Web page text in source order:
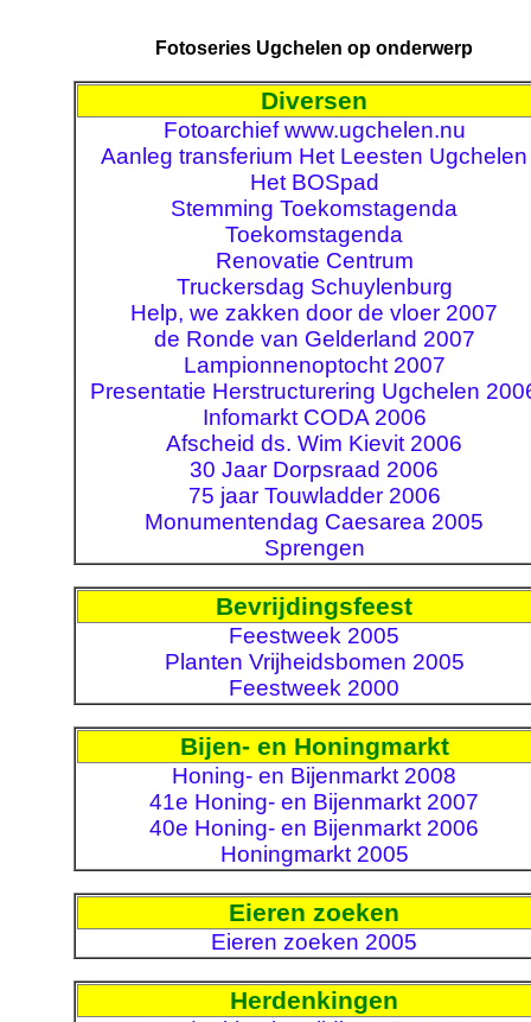
Fotoseries Ugchelen op onderwerp
Diversen
Fotoarchief www.ugchelen.nu
Aanleg transferium Het Leesten Ugchelen
Het BOSpad
Stemming Toekomstagenda
Toekomstagenda
Renovatie Centrum
Truckersdag Schuylenburg
Help, we zakken door de vloer 2007
de Ronde van Gelderland 2007
Lampionnenoptocht 2007
Presentatie Herstructurering Ugchelen
Infomarkt CODA 2006
Afscheid ds. Wim Kievit 2006
30 Jaar Dorpsraad 2006
75 jaar Touwladder 2006
Monumentendag Caesarea 2005
Sprengen
Bevrijdingsfeest
Feestweek 2005
Planten Vrijheidsbomen 2005
Feestweek 2000
Bijen- en Honingmarkt
Honing- en Bijenmarkt 2008
41e Honing- en Bijenmarkt 2007
40e Honing- en Bijenmarkt 2006
Honingmarkt 2005
Eieren zoeken
Eieren zoeken 2005
Herdenkingen